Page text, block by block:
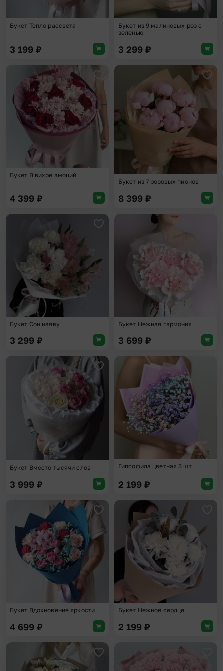
Букет Тепло рассвета
3 199 ₽
Букет из 9 малиновых роз с
зеленью
3 299 ₽
Добавить в избранное
Букет В вихре эмоций
4 399 ₽
Букет из 7 розовых пионов
8 399 ₽
Добавить в избранное
Букет Сон наяву
3 299 ₽
Букет Нежная гармония
3 699 ₽
Добавить в избранное
Букет Вместо тысячи слов
3 999 ₽
Гипсофила цветная 3 шт
2 199 ₽
Добавить в избранное
Букет Вдохновение яркости
4 699 ₽
Букет Нежное сердце
2 199 ₽
Добавить в избранное